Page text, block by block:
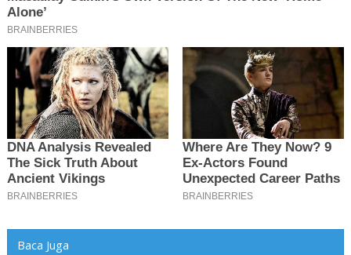
Baca Juga